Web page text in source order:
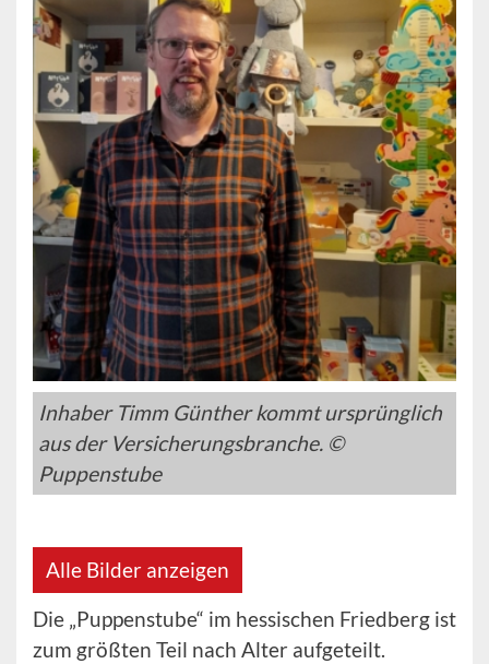
Inhaber Timm Günther kommt ursprünglich
aus der Versicherungsbranche. ©
Puppenstube
Alle Bilder anzeigen
Die „Puppenstube“ im hessischen Friedberg ist
zum größten Teil nach Alter aufgeteilt.